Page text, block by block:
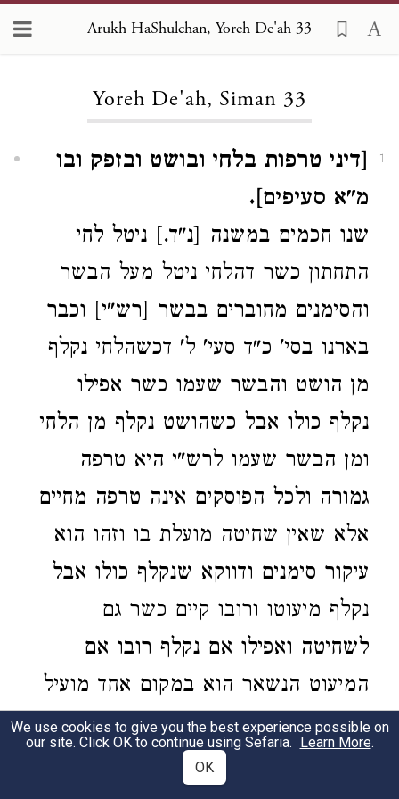
Arukh HaShulchan, Yoreh De'ah 33
Yoreh De'ah, Siman 33
1
[דיני טרפות בלחי ובושט ובזפק ובו
מ"א סעיפים].
שנו חכמים במשנה [נ"ד.] ניטל לחי
התחתון כשר דהלחי ניטל מעל הבשר
והסימנים מחוברים בבשר [רש"י] וכבר
בארנו בסי' כ"ד סעי' ל' דכשהלחי נקלף
מן הושט והבשר שעמו כשר אפילו
נקלף כולו אבל כשהושט נקלף מן הלחי
ומן הבשר שעמו לרש"י היא טרפה
גמורה ולכל הפוסקים אינה טרפה מחיים
אלא שאין שחיטה מועלת בו וזהו הוא
עיקור סימנים ודווקא שנקלף כולו אבל
נקלף מיעוטו ורובו קיים כשר גם
לשחיטה ואפילו אם נקלף רובו אם
המיעוט הנשאר הוא במקום אחד מועיל
לו השחיטה ע"ש:
וז"ל הטור כתב הרמב"ם ניטל לחי
We use cookies to give you the best experience possible on
our site. Click OK to continue using Sefaria. Learn More.
OK